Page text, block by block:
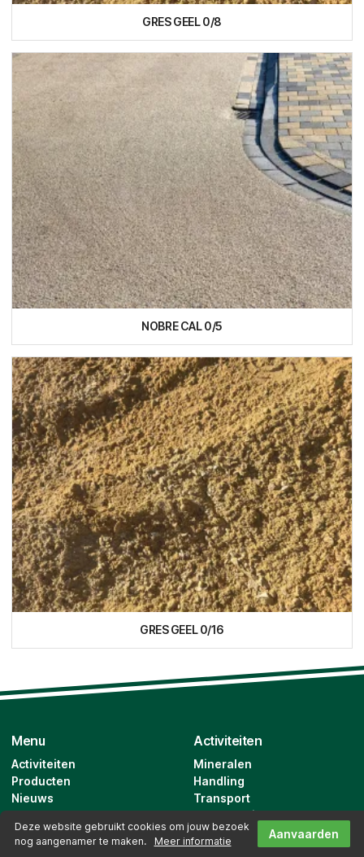
Deze website gebruikt cookies om jouw bezoek
nog aangenamer te maken.
Meer informatie Aanvaarden
GRES GEEL 0/8
NOBRE CAL 0/5
GRES GEEL 0/16
Menu
Activiteiten
Producten
Nieuws
Over ons
Vacatures
Contact
Activiteiten
Mineralen
Handling
Transport
Warehousing
Outsourcing